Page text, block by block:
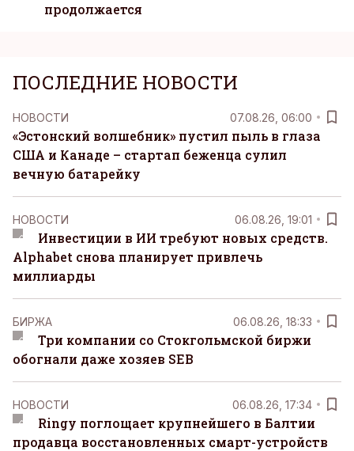
продолжается
ПОСЛЕДНИЕ НОВОСТИ
НОВОСТИ 07.08.26, 06:00
«Эстонский волшебник» пустил пыль в глаза
США и Канаде – стартап беженца сулил
вечную батарейку
НОВОСТИ 06.08.26, 19:01
Инвестиции в ИИ требуют новых средств.
Alphabet снова планирует привлечь
миллиарды
БИРЖА 06.08.26, 18:33
Три компании со Стокгольмской биржи
обогнали даже хозяев SEB
НОВОСТИ 06.08.26, 17:34
Ringy поглощает крупнейшего в Балтии
продавца восстановленных смарт-устройств